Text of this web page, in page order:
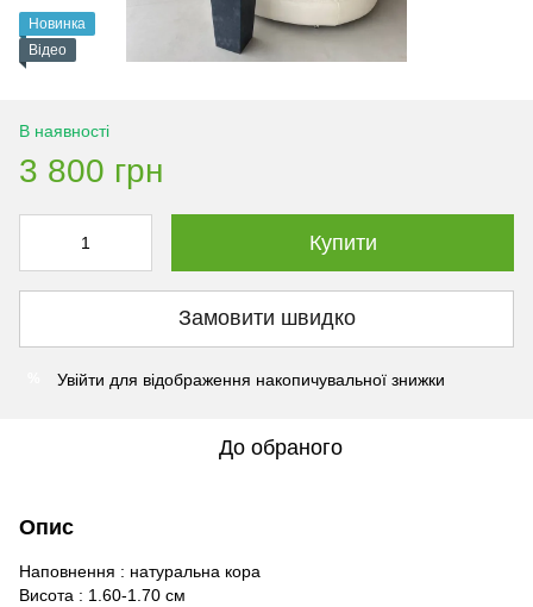
Новинка
Відео
В наявності
3 800 грн
Купити
Замовити швидко
Увійти для відображення накопичувальної знижки
До обраного
Опис
Наповнення : натуральна кора
Висота : 1.60-1.70 см